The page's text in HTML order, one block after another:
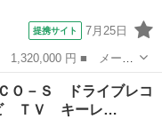
提携サイト 7月25日
■ グレード名： ベ
マニュアル 純正レカ
Ｏ－Ｓ ドライブレコ
ＴＶ キーレ…